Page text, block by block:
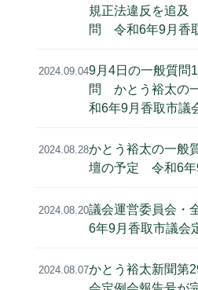
規正法違反を追
問 令和6年9月香
2024.09.049月4日の一般質問
問 かとう裕太の
和6年9月香取市議
2024.08.28かとう裕太の一般
壇の予定 令和6年
2024.08.20議会運営委員会・
6年9月香取市議会
2024.08.07かとう裕太新聞第